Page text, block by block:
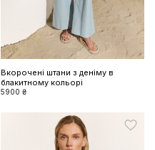
Вкорочені штани з деніму в
блакитному кольорі
5900 ₴